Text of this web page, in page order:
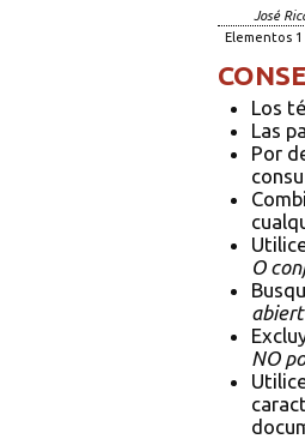
José
Elementos 1
Los
Las
Por
O
NO